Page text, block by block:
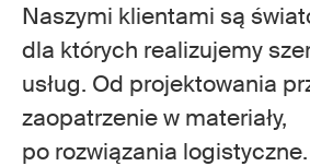
Naszymi klientami są
dla których realizujemy
usług. Od projektowania
zaopatrzenie w materiały,
po rozwiązania